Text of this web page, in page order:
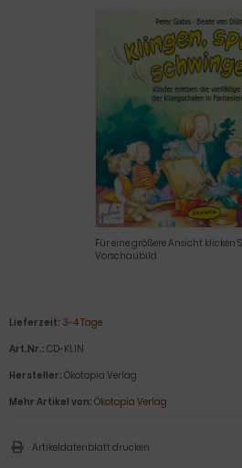
Für eine größere Ansicht klicken
Vorschaubild
Lieferzeit: 3-4 Tage
Art.Nr.: CD-KLIN
Hersteller: Ökotopia Verlag
Mehr Artikel von: Ökotopia Verlag
Artikeldatenblatt drucken